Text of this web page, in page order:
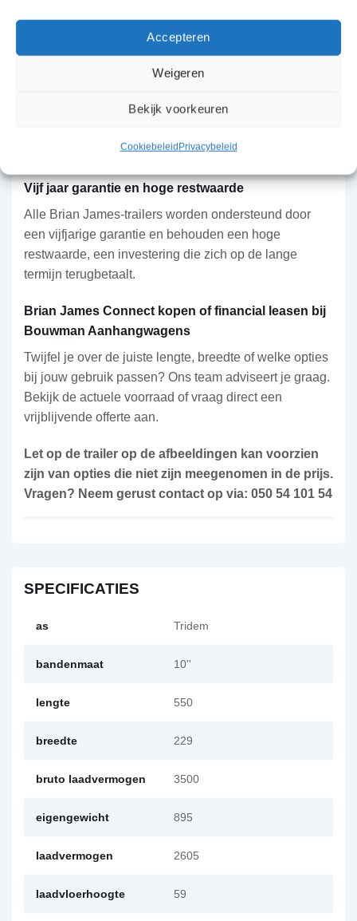
Accepteren
Weigeren
Bekijk voorkeuren
CookiebeleidPrivacybeleid
Talrijke ankerpunten zijn aangebracht langs elke kant
van de Connect, voor flexibele bevestiging van je
lading. De heldere en betrouwbare LED-
zijkanten (amber) en achteraan (rood, wit en oranje),
de onderkant zijn handige touwhaken aangebracht.
Vijf jaar garantie en hoge restwaarde
Alle Brian James-trailers worden ondersteund door
een vijfjarige garantie en behouden een hoge
restwaarde, een investering die zich op de lange
termijn terugbetaalt.
Brian James Connect kopen of financial leasen bij
Bouwman Aanhangwagens
Twijfel je over de juiste lengte, breedte of welke opties
bij jouw gebruik passen? Ons team adviseert je graag.
Bekijk de actuele voorraad of vraag direct een
vrijblijvende offerte aan.
Let op de trailer op de afbeeldingen kan voorzien
zijn van opties die niet zijn meegenomen in de prijs.
Vragen? Neem gerust contact op via: 050 54 101 54
SPECIFICATIES
as Tridem
bandenmaat 10''
lengte 550
breedte 229
bruto laadvermogen 3500
eigengewicht 895
laadvermogen 2605
laadvloerhoogte 59